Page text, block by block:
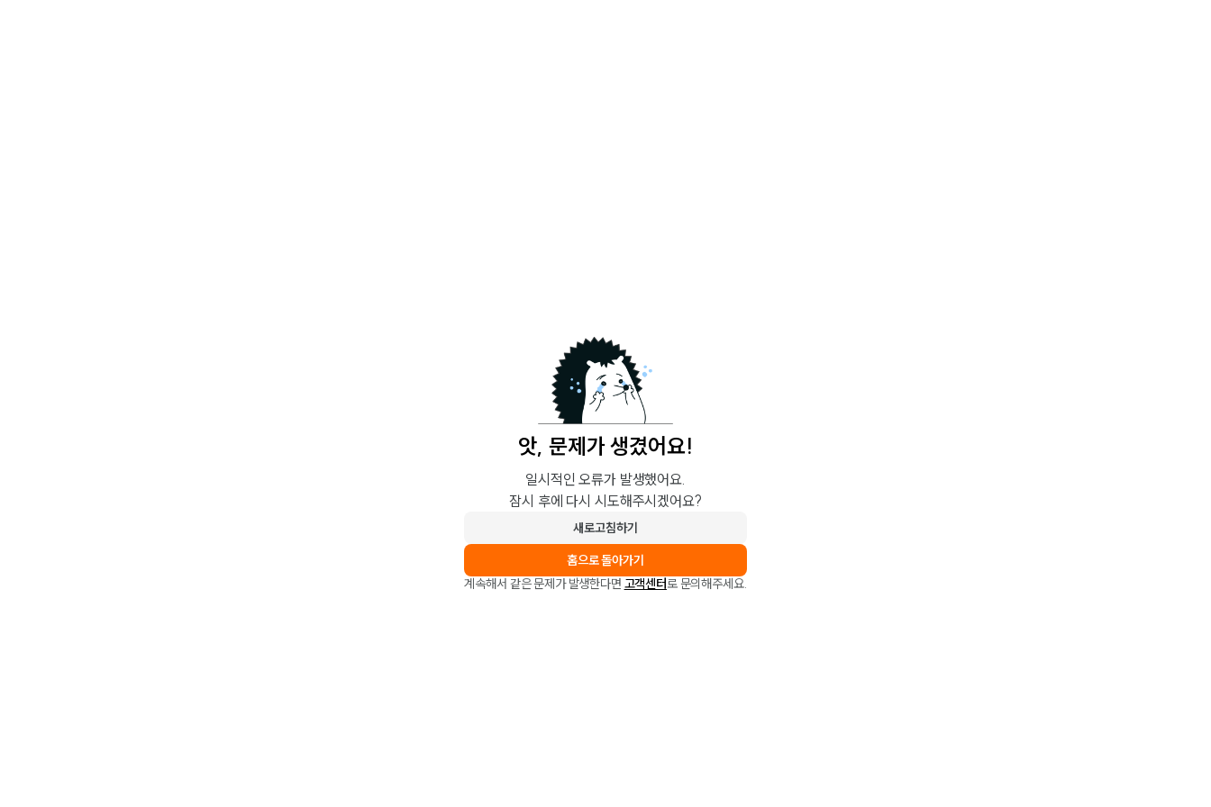
앗, 문제가 생겼어요!
일시적인 오류가 발생했어요.
잠시 후에 다시 시도해주시겠어요?
새로고침하기
홈으로 돌아가기
계속해서 같은 문제가 발생한다면 고객센터로 문의해주세요.